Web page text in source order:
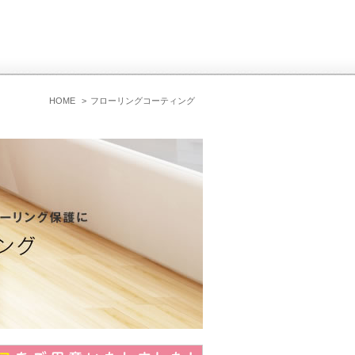
HOME フローリングコーティング